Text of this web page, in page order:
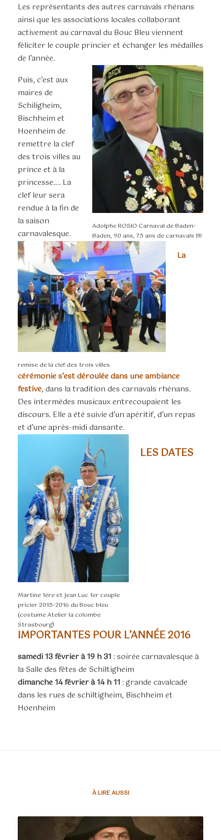
Les représentants des autres carnavals rhénans
ainsi que les associations locales collaborant
activement au carnaval du Bouc Bleu viennent
féliciter le couple princier et échanger les médailles
de l’année.
Adolphe ROSIO Carnaval de Baden-
Baden, 90 ans, 75 ans de carnavals !!!!
remise de la clef des trois villes
Puis, c’est aux
maires de
Schiligheim,
Bischheim et
Hoenheim de
remettre la clef
des trois villes au
prince et à la
princesse…. La
clef leur sera
rendue à la fin de
la saison
carnavalesque.
La
cérémonie s’est déroulée dans une ambiance
festive, dans la tradition des carnavals rhénans.
Des intermèdes musicaux entrecoupaient les
discours. Elle a été suivie d’un apéritif, d’un repas
et d’une après-midi dansante.
Martine 1ère et Jean Luc 1er couple
pricier 2015-2016 du Bouc bleu
(costume Atelier la colombe
Strasbourg)
LES DATES
IMPORTANTES POUR L’ANNÉE 2016
samedi 13 février à 19 h 31 : soirée carnavalesque à
la Salle des fêtes de Schiltigheim
dimanche 14 février à 14 h 11 : grande cavalcade
dans les rues de schiltigheim, Bischheim et
Hoenheim
À LIRE AUSSI